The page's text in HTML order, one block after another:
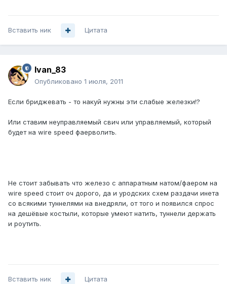
Вставить ник Цитата
Ivan_83
Опубликовано 1 июля, 2011
Если бриджевать - то накуй нужны эти слабые железки!?
Или ставим неуправляемый свич или управляемый, который
будет на wire speed фаерволить.
Не стоит забывать что железо с аппаратным натом/фаером на
wire speed стоит оч дорого, да и уродских схем раздачи инета
со всякими туннелями на внедряли, от того и появился спрос
на дешёвые костыли, которые умеют натить, туннели держать
и роутить.
Вставить ник Цитата